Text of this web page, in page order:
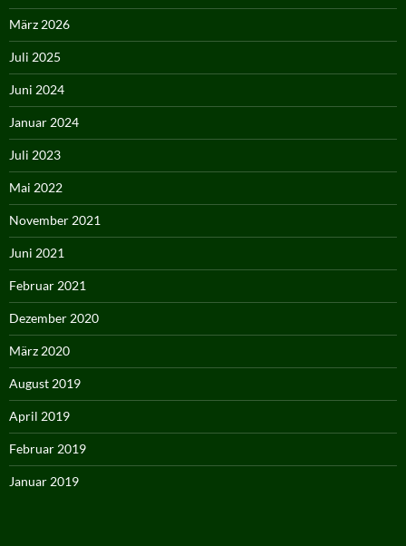
März 2026
Juli 2025
Juni 2024
Januar 2024
Juli 2023
Mai 2022
November 2021
Juni 2021
Februar 2021
Dezember 2020
März 2020
August 2019
April 2019
Februar 2019
Januar 2019